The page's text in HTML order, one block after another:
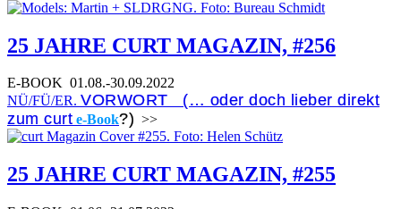
25 JAHRE CURT MAGAZIN, #256
E-BOOK 01.08.-30.09.2022
NÜ/FÜ/ER. VORWORT (… oder doch lieber direkt
zum curt e-Book?) >>
25 JAHRE CURT MAGAZIN, #255